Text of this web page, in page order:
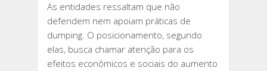
As entidades ressaltam que não
defendem nem apoiam práticas de
dumping. O posicionamento, segundo
elas, busca chamar atenção para os
efeitos econômicos e sociais do aumento